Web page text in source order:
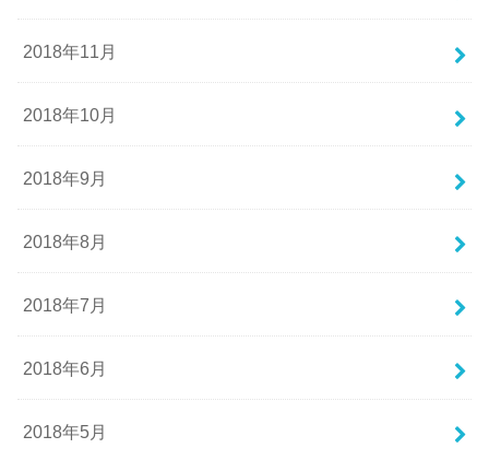
2018年11月
2018年10月
2018年9月
2018年8月
2018年7月
2018年6月
2018年5月